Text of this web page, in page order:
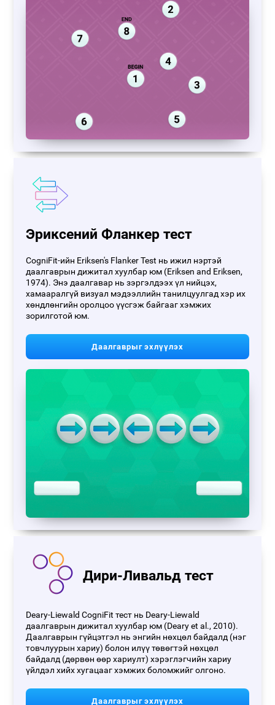
Эриксений Фланкер тест
CogniFit-ийн Eriksen's Flanker Test нь ижил нэртэй
даалгаврын дижитал хуулбар юм (Eriksen and Eriksen,
1974). Энэ даалгавар нь зэргэлдээх үл нийцэх,
хамааралгүй визуал мэдээллийн танилцуулгад хэр их
хөндлөнгийн оролцоо үүсгэж байгааг хэмжих
зорилготой юм.
Даалгаврыг эхлүүлэх
Дири-Ливальд тест
Deary-Liewald CogniFit тест нь Deary-Liewald
даалгаврын дижитал хуулбар юм (Deary et al., 2010).
Даалгаврын гүйцэтгэл нь энгийн нөхцөл байдалд (нэг
товчлуурын хариу) болон илүү төвөгтэй нөхцөл
байдалд (дөрвөн өөр хариулт) хэрэглэгчийн хариу
үйлдэл хийх хугацааг хэмжих боломжийг олгоно.
Даалгаврыг эхлүүлэх